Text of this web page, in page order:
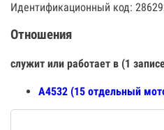
Идентификационный код:
Отношения
служит или работает в (1
А4532 (15 отдельный